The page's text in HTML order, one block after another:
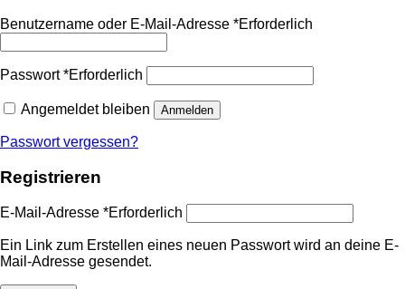
Benutzername oder E-Mail-Adresse *Erforderlich
Passwort*Erforderlich
Angemeldet bleiben Anmelden
Passwort vergessen?
Registrieren
E-Mail-Adresse *Erforderlich
Ein Link zum Erstellen eines neuen Passwort wird an deine E-
Mail-Adresse gesendet.